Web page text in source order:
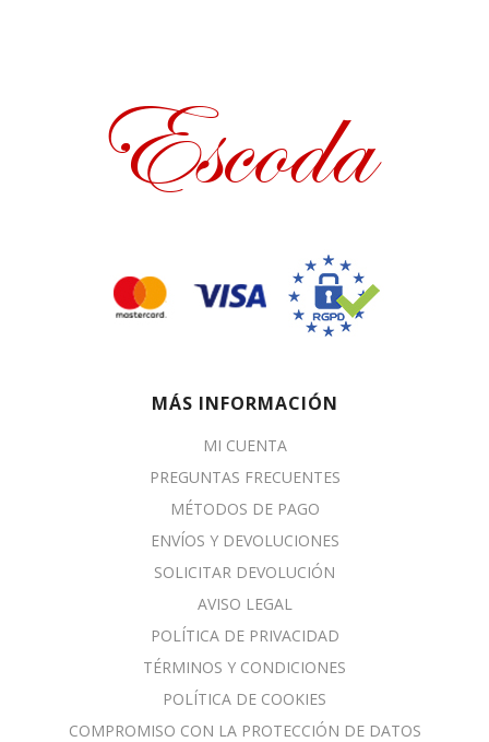
MÁS INFORMACIÓN
MI CUENTA
PREGUNTAS FRECUENTES
MÉTODOS DE PAGO
ENVÍOS Y DEVOLUCIONES
SOLICITAR DEVOLUCIÓN
AVISO LEGAL
POLÍTICA DE PRIVACIDAD
TÉRMINOS Y CONDICIONES
POLÍTICA DE COOKIES
COMPROMISO CON LA PROTECCIÓN DE DATOS